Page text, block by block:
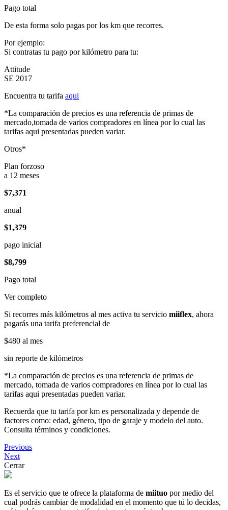
Pago total
De esta forma solo pagas por los km que recorres.
Por ejemplo:
Si contratas tu pago por kilómetro para tu:
Attitude
SE 2017
Encuentra tu tarifa aqui
*La comparación de precios es una referencia de primas de
mercado,tomada de varios compradores en línea por lo cual las
tarifas aqui presentadas pueden variar.
Otros*
Plan forzoso
a 12 meses
$7,371
anual
$1,379
pago inicial
$8,799
Pago total
Ver completo
Si recorres más kilómetros al mes activa tu servicio miiflex, ahora
pagarás una tarifa preferencial de
$480 al mes
sin reporte de kilómetros
*La comparación de precios es una referencia de primas de
mercado, tomada de varios compradores en línea por lo cual las
tarifas aqui presentadas pueden variar.
Recuerda que tu tarifa por km es personalizada y depende de
factores como: edad, género, tipo de garaje y modelo del auto.
Consulta términos y condiciones.
Previous
Next
Cerrar
Es el servicio que te ofrece la plataforma de miituo por medio del
cual podrás cambiar de modalidad en el momento que tú lo decidas,